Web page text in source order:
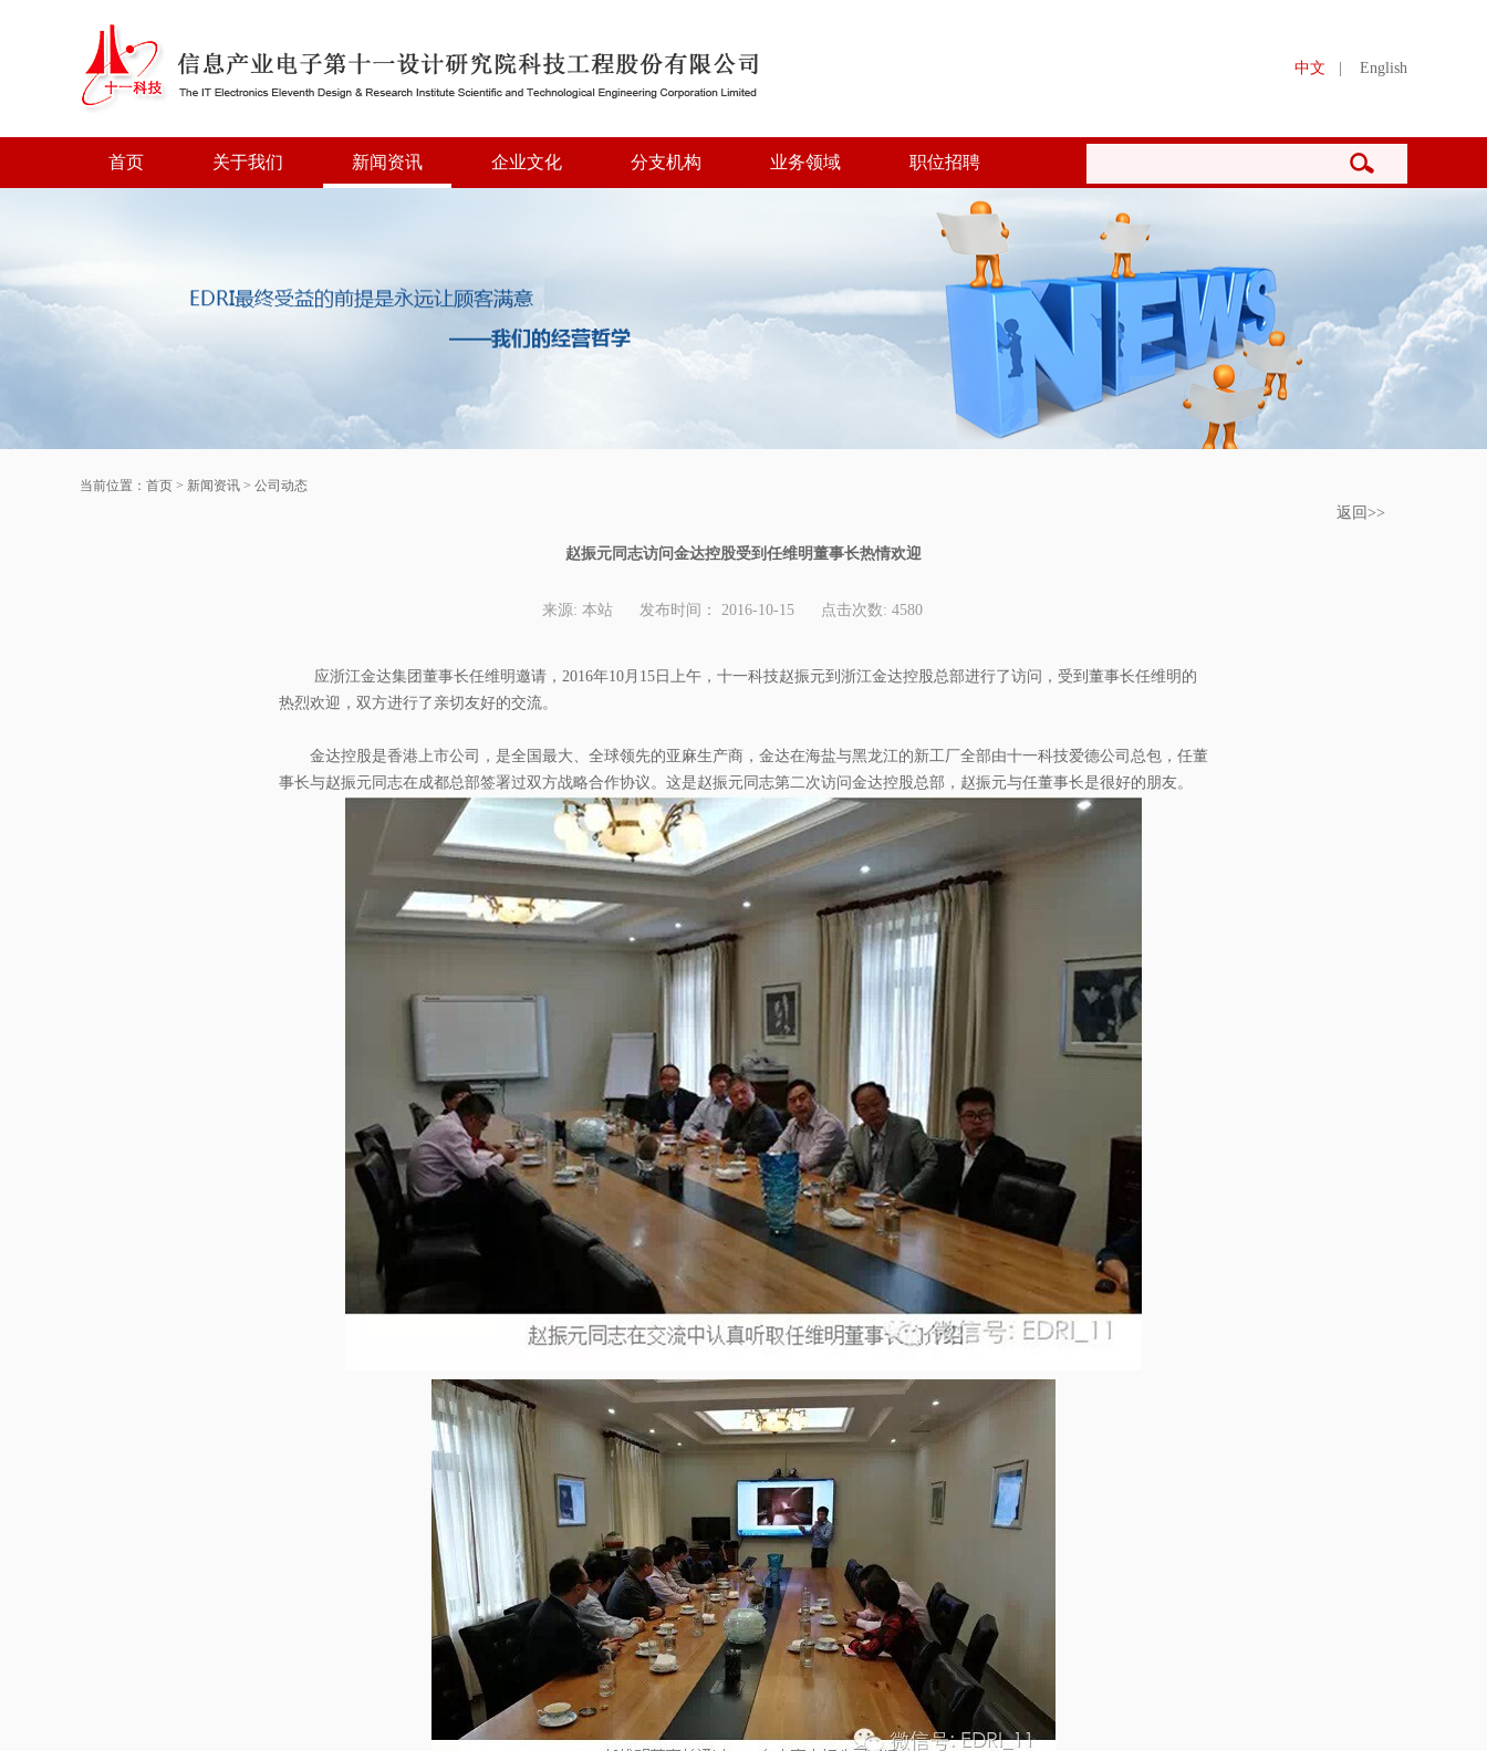
中文 English
首页 关于我们 新闻资讯 企业文化 分支机构 业务领域 职位招聘
当前位置： 首页 > 新闻资讯 > 公司动态
返回>>
赵振元同志访问金达控股受到任维明董事长热情欢迎
来源: 本站 发布时间： 2016-10-15 点击次数: 4580
应浙江金达集团董事长任维明邀请，2016年10月15日上午，十一科技赵振元到浙江金达控股总部进行了访问，受到董事长任维明的
热烈欢迎，双方进行了亲切友好的交流。
金达控股是香港上市公司，是全国最大、全球领先的亚麻生产商，金达在海盐与黑龙江的新工厂全部由十一科技爱德公司总包，任董
事长与赵振元同志在成都总部签署过双方战略合作协议。这是赵振元同志第二次访问金达控股总部，赵振元与任董事长是很好的朋友。